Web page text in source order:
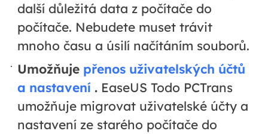
další důležitá data z počítače do
počítače. Nebudete muset trávit
mnoho času a úsilí načítáním souborů.
Umožňuje přenos uživatelských účtů
a nastavení . EaseUS Todo PCTrans
umožňuje migrovat uživatelské účty a
nastavení ze starého počítače do